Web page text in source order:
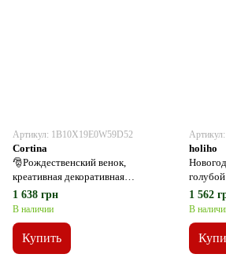
Артикул: 1B10X19E0W59D52
Cortina
🎅Рождественский венок,
креативная декоративная
подвесная дверная гирлянда
1 638 грн
В наличии
Купить
holiho
1 562
В